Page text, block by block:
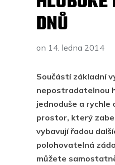
DNŮ
on 14. ledna 2014
Součástí základní
nepostradatelnou
jednoduše a
prostor, který
vybavují řadou
polohovatelná
můžete